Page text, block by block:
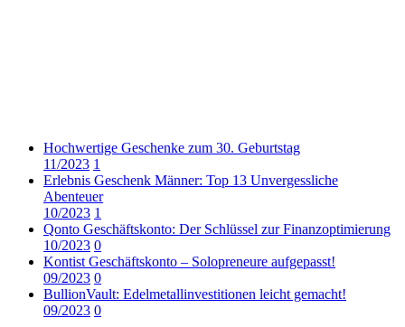
Hochwertige Geschenke zum 30. Geburtstag
11/2023 1
Erlebnis Geschenk Männer: Top 13 Unvergessliche
Abenteuer
10/2023 1
Qonto Geschäftskonto: Der Schlüssel zur Finanzoptimierung
10/2023 0
Kontist Geschäftskonto – Solopreneure aufgepasst!
09/2023 0
BullionVault: Edelmetallinvestitionen leicht gemacht!
09/2023 0